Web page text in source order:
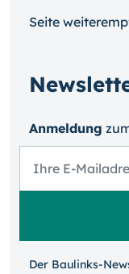
Seite
Anmeldung
Der Baulinks-